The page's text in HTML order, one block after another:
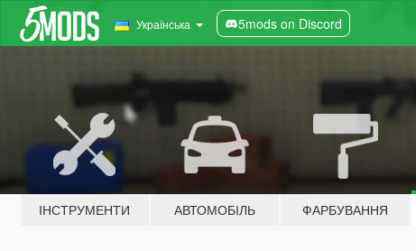
Українська 5mods on Discord
ІНСТРУМЕНТИ АВТОМОБІЛЬ ФАРБУВАННЯ